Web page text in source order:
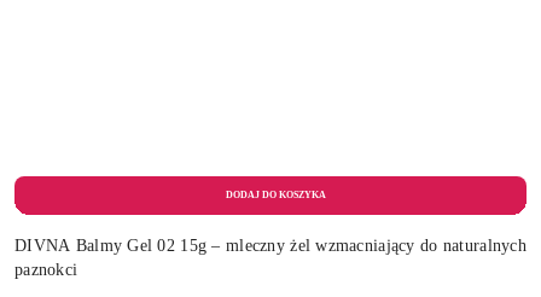
DIVNA Balmy Gel 02 15g – mleczny żel wzmacniający do naturalnych
paznokci